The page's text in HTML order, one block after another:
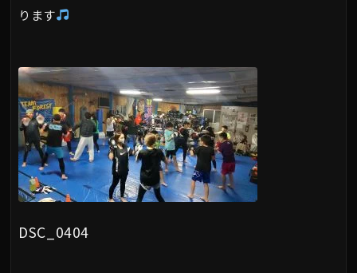
ります
DSC_0404